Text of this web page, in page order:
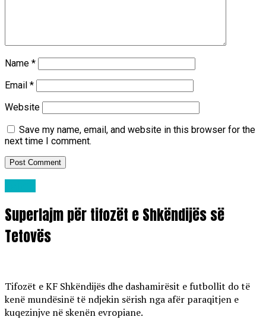
Name *
Email *
Website
Save my name, email, and website in this browser for the
next time I comment.
Superlajm për tifozët e Shkëndijës së
Tetovës
Tifozët e KF Shkëndijës dhe dashamirësit e futbollit do të
kenë mundësinë të ndjekin sërish nga afër paraqitjen e
kuqezinjve në skenën evropiane.